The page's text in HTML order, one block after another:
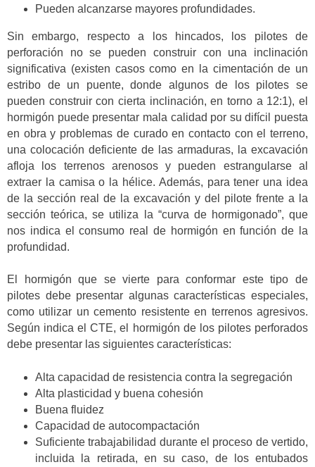
Pueden alcanzarse mayores profundidades.
Sin embargo, respecto a los hincados, los pilotes de
perforación no se pueden construir con una inclinación
significativa (existen casos como en la cimentación de un
estribo de un puente, donde algunos de los pilotes se
pueden construir con cierta inclinación, en torno a 12:1), el
hormigón puede presentar mala calidad por su difícil puesta
en obra y problemas de curado en contacto con el terreno,
una colocación deficiente de las armaduras, la excavación
afloja los terrenos arenosos y pueden estrangularse al
extraer la camisa o la hélice. Además, para tener una idea
de la sección real de la excavación y del pilote frente a la
sección teórica, se utiliza la “curva de hormigonado”, que
nos indica el consumo real de hormigón en función de la
profundidad.
El hormigón que se vierte para conformar este tipo de
pilotes debe presentar algunas características especiales,
como utilizar un cemento resistente en terrenos agresivos.
Según indica el CTE, el hormigón de los pilotes perforados
debe presentar las siguientes características:
Alta capacidad de resistencia contra la segregación
Alta plasticidad y buena cohesión
Buena fluidez
Capacidad de autocompactación
Suficiente trabajabilidad durante el proceso de vertido,
incluida la retirada, en su caso, de los entubados